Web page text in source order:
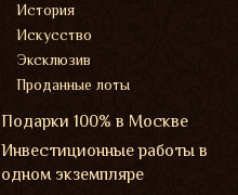
История
Искусство
Эксклюзив
Проданные лоты
Подарки 100% в Москве
Инвестиционные работы в
одном экземпляре